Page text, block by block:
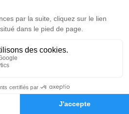
Hommages
Paréol
Je rends hommage
en salon funéraire